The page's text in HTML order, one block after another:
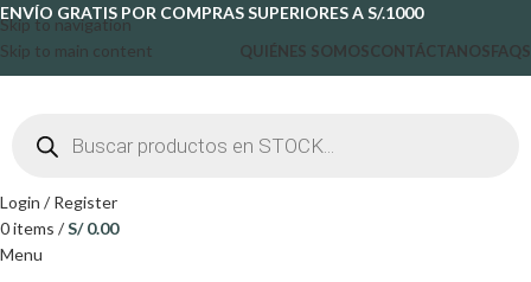
Skip to navigation
Skip to main content
ENVÍO GRATIS POR COMPRAS SUPERIORES A S/.1000
QUIÉNES SOMOSCONTÁCTANOSFAQS
Login / Register
0items /S/0.00
Menu